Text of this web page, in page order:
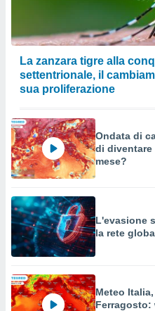
La zanzara tigre alla
settentrionale, il
sua proliferazione
Ondata di
di diventare
mese?
L'evasione
la rete
Meteo
Ferragosto: